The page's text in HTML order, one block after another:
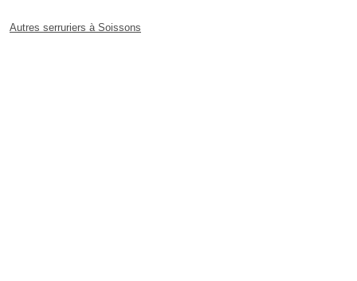
Autres serruriers à Soissons